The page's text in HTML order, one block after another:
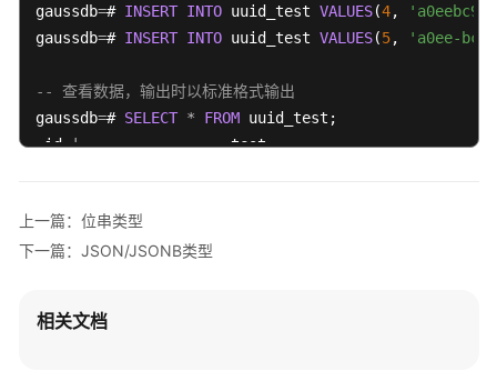
_V2.0-
10.x）
开
发
指
布
_V2.0-
开
gaussdb=# INSERT INTO uuid_test VALUES(4,
gaussdb=# INSERT INTO uuid_test VALUES(5, 'a0ee-
-- 查看数据，输出时以标准格式输出
gaussdb=# SELECT * FROM uuid_test;
id |
2
a0eebc99
3
a0eebc99-9c0b-4
(5 rows)
上一篇：位串类型
下一篇：JSON/JSONB类型
相关文档